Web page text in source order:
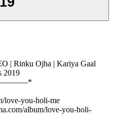
| Rinku Ojha | Kariya Gaal
2019
love-you-holi-me
album/love-you-holi-